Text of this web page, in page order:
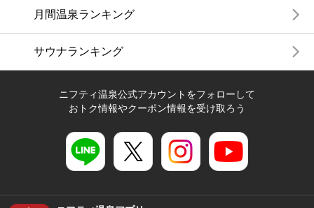
月間温泉ランキング
サウナランキング
ニフティ温泉公式アカウントをフォローして
おトク情報やクーポン情報を受け取ろう